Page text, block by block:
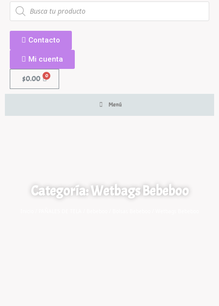
Contacto
Mi cuenta
$0.00
Menú
Categoría: Wetbags Bebeboo